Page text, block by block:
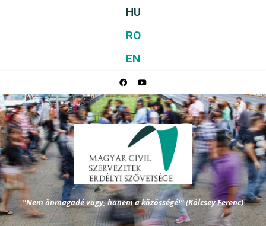
HU
RO
EN
"Nem önmagadé vagy, hanem a közösségé!" (Kölcsey Ferenc)